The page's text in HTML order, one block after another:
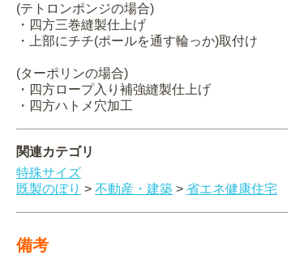
(テトロンポンジの場合)
・四方三巻縫製仕上げ
・上部にチチ(ポールを通す輪っか)取付け
(ターポリンの場合)
・四方ロープ入り補強縫製仕上げ
・四方ハトメ穴加工
関連カテゴリ
特殊サイズ
既製のぼり > 不動産・建築 > 省エネ健康住宅
備考